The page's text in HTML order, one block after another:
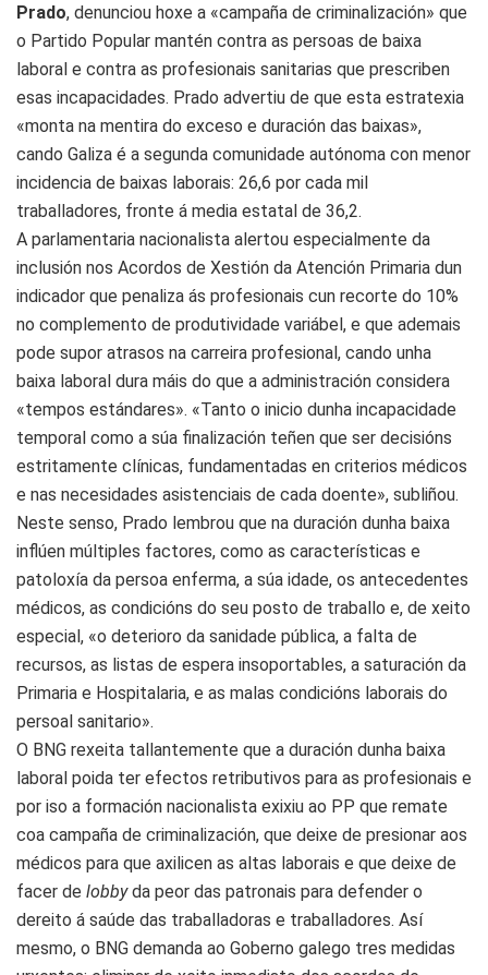
Prado, denunciou hoxe a «campaña de criminalización» que
o Partido Popular mantén contra as persoas de baixa
laboral e contra as profesionais sanitarias que prescriben
esas incapacidades. Prado advertiu de que esta estratexia
«monta na mentira do exceso e duración das baixas»,
cando Galiza é a segunda comunidade autónoma con menor
incidencia de baixas laborais: 26,6 por cada mil
traballadores, fronte á media estatal de 36,2.
A parlamentaria nacionalista alertou especialmente da
inclusión nos Acordos de Xestión da Atención Primaria dun
indicador que penaliza ás profesionais cun recorte do 10%
no complemento de produtividade variábel, e que ademais
pode supor atrasos na carreira profesional, cando unha
baixa laboral dura máis do que a administración considera
«tempos estándares». «Tanto o inicio dunha incapacidade
temporal como a súa finalización teñen que ser decisións
estritamente clínicas, fundamentadas en criterios médicos
e nas necesidades asistenciais de cada doente», subliñou.
Neste senso, Prado lembrou que na duración dunha baixa
inflúen múltiples factores, como as características e
patoloxía da persoa enferma, a súa idade, os antecedentes
médicos, as condicións do seu posto de traballo e, de xeito
especial, «o deterioro da sanidade pública, a falta de
recursos, as listas de espera insoportables, a saturación da
Primaria e Hospitalaria, e as malas condicións laborais do
persoal sanitario».
O BNG rexeita tallantemente que a duración dunha baixa
laboral poida ter efectos retributivos para as profesionais e
por iso a formación nacionalista exixiu ao PP que remate
coa campaña de criminalización, que deixe de presionar aos
médicos para que axilicen as altas laborais e que deixe de
facer de lobbyda peor das patronais para defender o
dereito á saúde das traballadoras e traballadores. Así
mesmo, o BNG demanda ao Goberno galego tres medidas